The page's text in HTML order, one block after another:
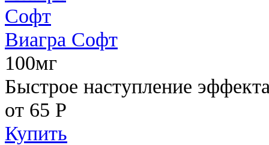
Виагра Софт
100мг
Быстрое наступление
от 65 Р
Купить